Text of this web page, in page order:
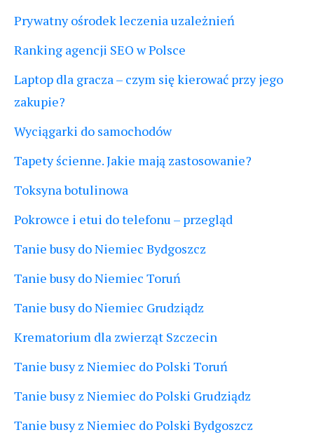
Prywatny ośrodek leczenia uzależnień
Ranking agencji SEO w Polsce
Laptop dla gracza – czym się kierować przy jego
zakupie?
Wyciągarki do samochodów
Tapety ścienne. Jakie mają zastosowanie?
Toksyna botulinowa
Pokrowce i etui do telefonu – przegląd
Tanie busy do Niemiec Bydgoszcz
Tanie busy do Niemiec Toruń
Tanie busy do Niemiec Grudziądz
Krematorium dla zwierząt Szczecin
Tanie busy z Niemiec do Polski Toruń
Tanie busy z Niemiec do Polski Grudziądz
Tanie busy z Niemiec do Polski Bydgoszcz